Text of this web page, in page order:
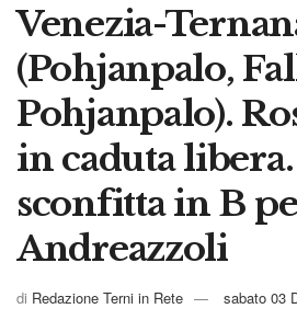
Venezia-
(Pohjanpalo,
Pohjanpalo).
in caduta
sconfitta in B
Andreazzoli
di Redazione Terni in Rete sabato 03